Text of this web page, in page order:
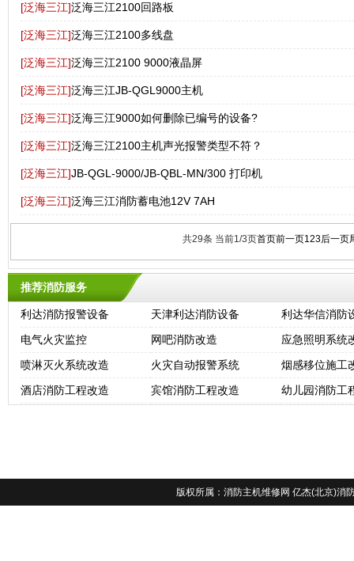
[泛海三江]泛海三江2100回路板
[泛海三江]泛海三江2100多线盘
[泛海三江]泛海三江2100 9000液晶屏
[泛海三江]泛海三江JB-QGL9000主机
[泛海三江]泛海三江9000如何删除已编号的设备?
[泛海三江]泛海三江2100主机声光报警类型不符？
[泛海三江]JB-QGL-9000/JB-QBL-MN/300 打印机
[泛海三江]泛海三江消防蓄电池12V 7AH
共29条 当前1/3页首页前一页123后一页
推荐消防服务
利达消防报警设备 天津利达消防设备
利达华信消防
电气火灾监控
网吧消防改造
应急照明系统
喷淋灭火系统改造
火灾自动报警系统
烟感移位施工
酒店消防工程改造
宾馆消防工程改造 幼儿园消防工
版权所属： 消防主机维修网 亿杰(北京)消